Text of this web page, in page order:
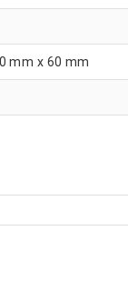
mm x 60 mm